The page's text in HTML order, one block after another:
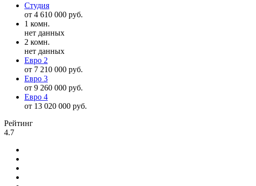
Студия
от 4 610 000 руб.
1 комн.
нет данных
2 комн.
нет данных
Евро 2
от 7 210 000 руб.
Евро 3
от 9 260 000 руб.
Евро 4
от 13 020 000 руб.
Рейтинг
4.7